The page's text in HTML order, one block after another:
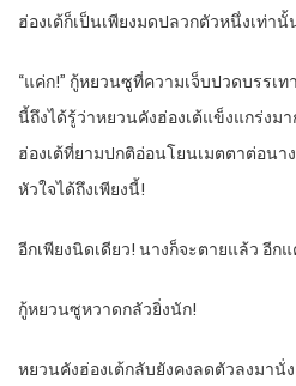
ฮ่องเต้ก็เป็นเพียงมดปลวกตัวหนึ่งเท่านั้
“แค่ก!” กู้หยวนซูที่ความเจ็บปวดบรรเ
นี้ถึงได้รู้ว่าหยวนคังฮ่องเต้แข็งแกร่งม
ฮ่องเต้ที่ยามปกติอ่อนโยนเมตตาต่อนา
หัวใจได้ถึงเพียงนี้!
อีกเพียงนิดเดียว! นางก็จะตายแล้ว อีก
กู้หยวนซูหวาดกลัวยิ่งนัก!
หยวนคังฮ่องเต้กลับยังคงลดตัวลงมานั่